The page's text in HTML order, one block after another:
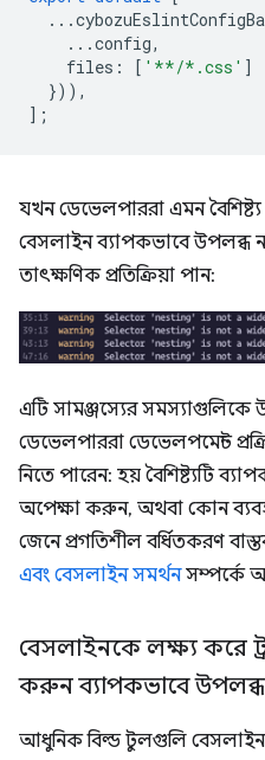
...
...config,
files : [ '**/*.css' ]
})),
];
যখন ডেভেলপাররা এমন
বেসলাইন ব্যাপকভাবে উপলব্ধ
তাৎক্ষণিক প্রতিক্রিয়া পান:
এটি সামঞ্জস্যের সমস্যাগুলিকে
ডেভেলপাররা ডেভেলপমেন্ট
নিতে পারেন: হয় বৈশিষ্ট্যটি
অপেক্ষা করুন, অথবা কোন
জেনে প্রগতিশীল বর্ধিতকরণ
এবং বেসলাইন সমর্থনসম্পর্কে
বেসলাইনকে লক্ষ্য করে
করুন ব্যাপকভাবে উপলব্ধ
আধুনিক বিল্ড টুলগুলি